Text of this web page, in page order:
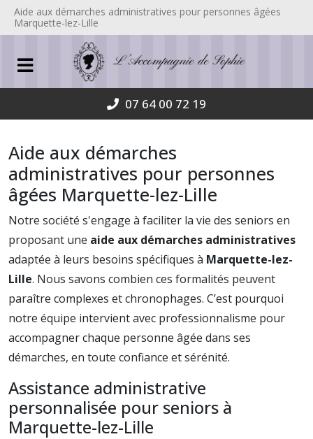
Aide aux démarches administratives pour personnes âgées
Marquette-lez-Lille
07 64 00 72 19
Aide aux démarches
administratives pour personnes
âgées Marquette-lez-Lille
Notre société s'engage à faciliter la vie des seniors en
proposant une aide aux démarches administratives
adaptée à leurs besoins spécifiques à Marquette-lez-
Lille. Nous savons combien ces formalités peuvent
paraître complexes et chronophages. C’est pourquoi
notre équipe intervient avec professionnalisme pour
accompagner chaque personne âgée dans ses
démarches, en toute confiance et sérénité.
Assistance administrative
personnalisée pour seniors à
Marquette-lez-Lille